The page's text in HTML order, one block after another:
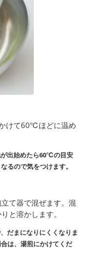
けて60℃ほどに温め
出始めたら60℃の目安
るので気をつけます。
て器で混ぜます。混
と溶かします。
だまになりにくくなりま
は、湯煎にかけてくだ